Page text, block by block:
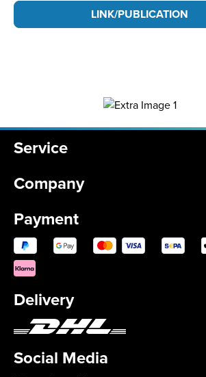
LINK/PUBLICATION
Service
Company
Payment
Delivery
Social Media